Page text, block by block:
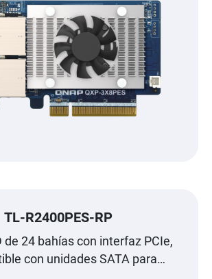
TL-R2400PES-RP
de 24 bahías con interfaz PCIe,
con unidades SATA para